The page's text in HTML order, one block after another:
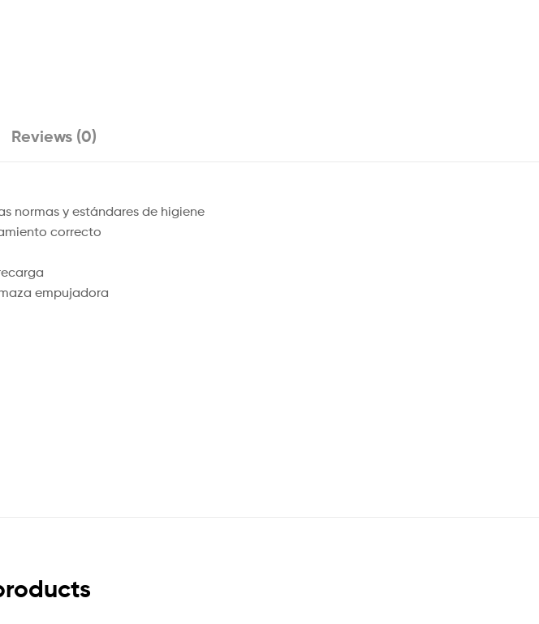
Reviews (0)
normas y estándares de higiene
correcto
empujadora